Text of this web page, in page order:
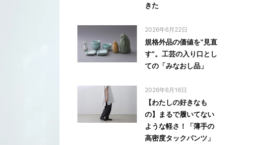
きた
2026年6月22日
規格外品の価値を‟見直
す”。工芸の入り口とし
ての「みなおし品」
2026年6月16日
【わたしの好きなも
の】まるで履いてない
ような軽さ！「薄手の
高密度タックパンツ」